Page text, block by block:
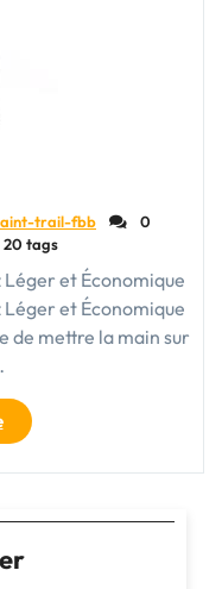
trail-fbb
0
20 tags
Léger et Économique
Léger et Économique
de mettre la main sur
"Offre
Spéciale
:
Cabine
en
Solde